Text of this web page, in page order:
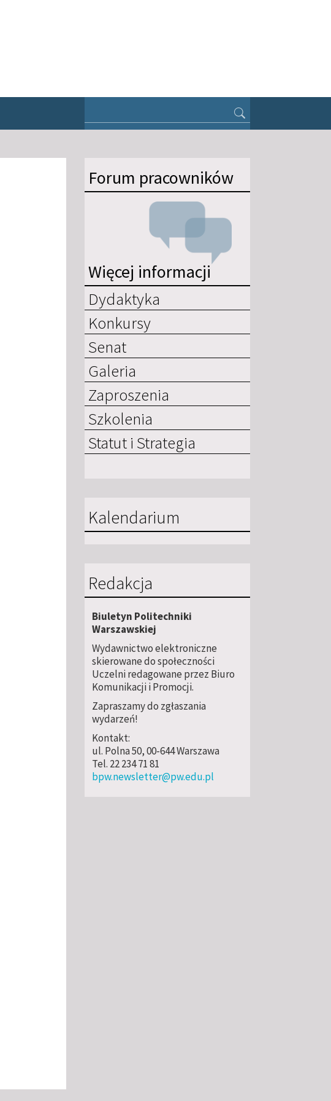
Forum pracowników
Więcej informacji
Dydaktyka
Konkursy
Senat
Galeria
Zaproszenia
Szkolenia
Statut i Strategia
Kalendarium
Redakcja
Biuletyn Politechniki
Warszawskiej
Wydawnictwo elektroniczne
skierowane do społeczności
Uczelni redagowane przez Biuro
Komunikacji i Promocji.
Zapraszamy do zgłaszania
wydarzeń!
Kontakt:
ul. Polna 50, 00-644 Warszawa
Tel. 22 234 71 81
bpw.newsletter@pw.edu.pl